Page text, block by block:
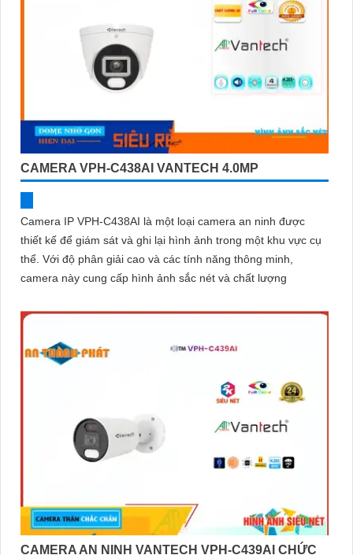
CAMERA VPH-C438AI VANTECH 4.0MP
Camera IP VPH-C438AI là một loại camera an ninh được
thiết kế để giám sát và ghi lại hình ảnh trong một khu vực cụ
thể. Với độ phân giải cao và các tính năng thông minh,
camera này cung cấp hình ảnh sắc nét và chất lượng
CAMERA AN NINH VANTECH VPH-C439AI CHỨC